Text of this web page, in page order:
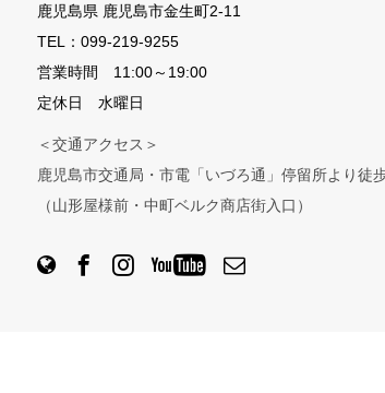
鹿児島県 鹿児島市金生町2-11
TEL： 099-219-9255
営業時間 11:00～19:00
定休日 水曜日
＜交通アクセス＞
鹿児島市交通局・市電「いづろ通」停留所より徒
（山形屋様前・中町ベルク商店街入口）